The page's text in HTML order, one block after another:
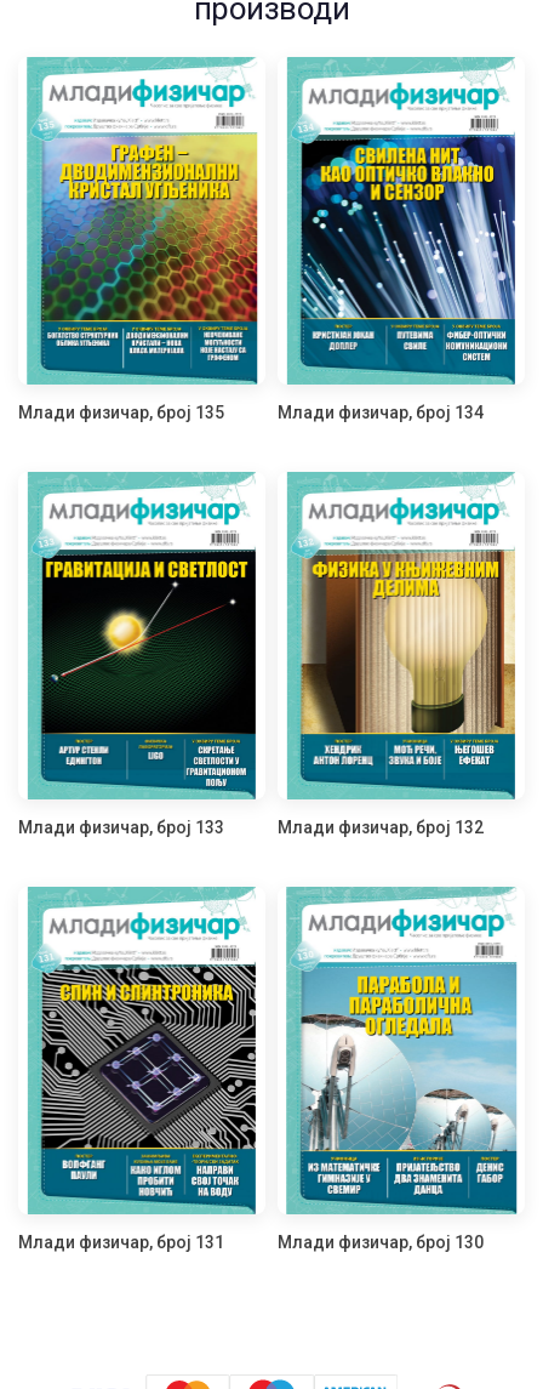
производи
Млади физичар, број 135 Млади физичар, број 134
Млади физичар, број 133 Млади физичар, број 132
Млади физичар, број 131 Млади физичар, број 130